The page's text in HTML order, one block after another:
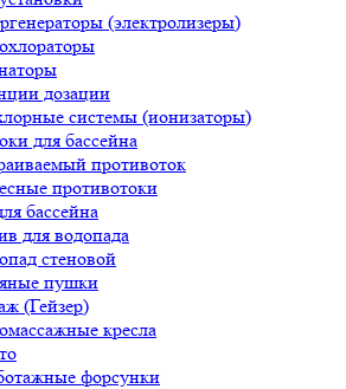
(электролизеры)
дозации
системы (ионизаторы)
для бассейна
противоток
противотоки
бассейна
для водопада
стеновой
пушки
(Гейзер)
кресла
форсунки